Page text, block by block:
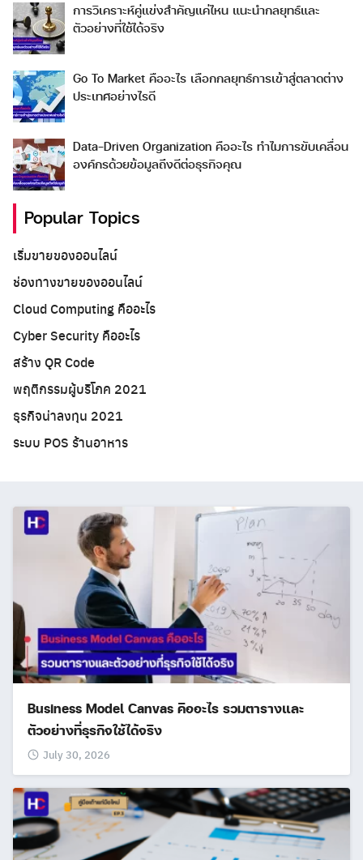
การวิเคราะห์คู่แข่งสำคัญแค่ไหน แนะนำกลยุทธ์และ
ตัวอย่างที่ใช้ได้จริง
Go To Market คืออะไร เลือกกลยุทธ์การเข้าสู่ตลาดต่าง
ประเทศอย่างไรดี
Data-Driven Organization คืออะไร ทำไมการขับเคลื่อน
องค์กรด้วยข้อมูลถึงดีต่อธุรกิจคุณ
Popular Topics
เริ่มขายของออนไลน์
ช่องทางขายของออนไลน์
Cloud Computing คืออะไร
Cyber Security คืออะไร
สร้าง QR Code
พฤติกรรมผู้บริโภค 2021
ธุรกิจน่าลงทุน 2021
ระบบ POS ร้านอาหาร
Business Model Canvas คืออะไร รวมตารางและ
ตัวอย่างที่ธุรกิจใช้ได้จริง
July 30, 2026